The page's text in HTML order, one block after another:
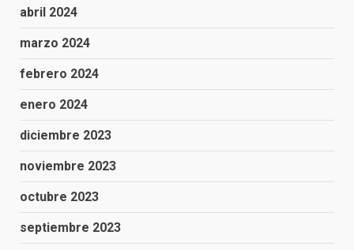
abril 2024
marzo 2024
febrero 2024
enero 2024
diciembre 2023
noviembre 2023
octubre 2023
septiembre 2023